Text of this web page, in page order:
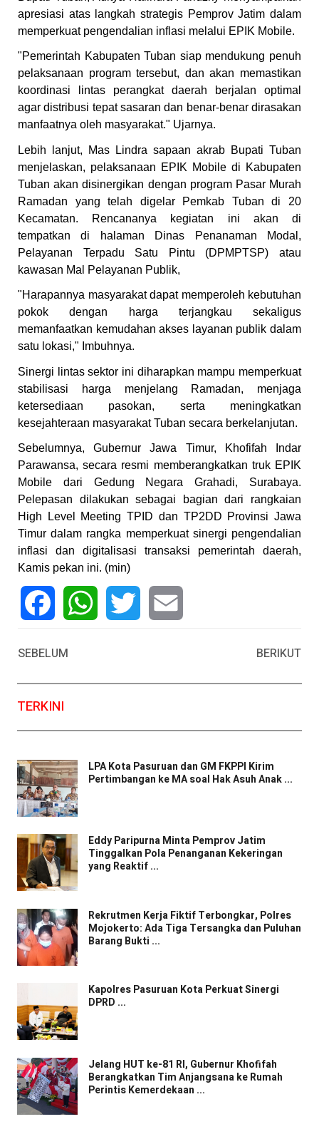
apresiasi atas langkah strategis Pemprov Jatim dalam
memperkuat pengendalian inflasi melalui EPIK Mobile.
"Pemerintah Kabupaten Tuban siap mendukung penuh
pelaksanaan program tersebut, dan akan memastikan
koordinasi lintas perangkat daerah berjalan optimal
agar distribusi tepat sasaran dan benar-benar dirasakan
manfaatnya oleh masyarakat." Ujarnya.
Lebih lanjut, Mas Lindra sapaan akrab Bupati Tuban
menjelaskan, pelaksanaan EPIK Mobile di Kabupaten
Tuban akan disinergikan dengan program Pasar Murah
Ramadan yang telah digelar Pemkab Tuban di 20
Kecamatan. Rencananya kegiatan ini akan di
tempatkan di halaman Dinas Penanaman Modal,
Pelayanan Terpadu Satu Pintu (DPMPTSP) atau
kawasan Mal Pelayanan Publik,
"Harapannya masyarakat dapat memperoleh kebutuhan
pokok dengan harga terjangkau sekaligus
memanfaatkan kemudahan akses layanan publik dalam
satu lokasi," Imbuhnya.
Sinergi lintas sektor ini diharapkan mampu memperkuat
stabilisasi harga menjelang Ramadan, menjaga
ketersediaan pasokan, serta meningkatkan
kesejahteraan masyarakat Tuban secara berkelanjutan.
Sebelumnya, Gubernur Jawa Timur, Khofifah Indar
Parawansa, secara resmi memberangkatkan truk EPIK
Mobile dari Gedung Negara Grahadi, Surabaya.
Pelepasan dilakukan sebagai bagian dari rangkaian
High Level Meeting TPID dan TP2DD Provinsi Jawa
Timur dalam rangka memperkuat sinergi pengendalian
inflasi dan digitalisasi transaksi pemerintah daerah,
Kamis pekan ini. (min)
SEBELUM
BERIKUT
TERKINI
LPA Kota Pasuruan dan GM FKPPI Kirim
Pertimbangan ke MA soal Hak Asuh Anak ...
Eddy Paripurna Minta Pemprov Jatim
Tinggalkan Pola Penanganan Kekeringan
yang Reaktif ...
Rekrutmen Kerja Fiktif Terbongkar, Polres
Mojokerto: Ada Tiga Tersangka dan Puluhan
Barang Bukti ...
Kapolres Pasuruan Kota Perkuat Sinergi
DPRD ...
Jelang HUT ke-81 RI, Gubernur Khofifah
Berangkatkan Tim Anjangsana ke Rumah
Perintis Kemerdekaan ...